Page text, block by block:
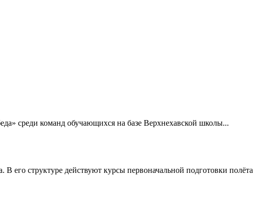
среди команд обучающихся на базе Верхнехавской школы...
структуре действуют курсы первоначальной подготовки